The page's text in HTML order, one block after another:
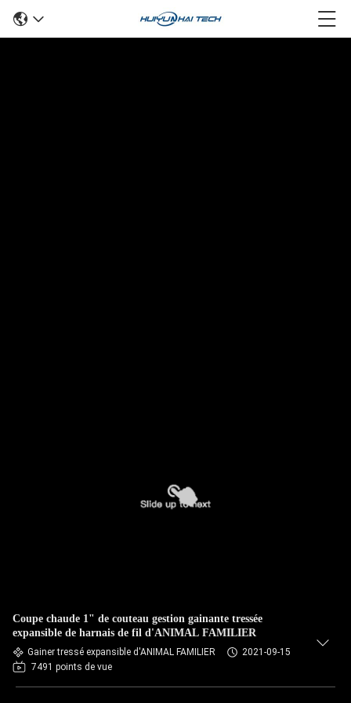
Coupe chaude 1" de couteau gestion gainante tressée
expansible de harnais de fil d'ANIMAL FAMILIER
Gainer tressé expansible d'ANIMAL FAMILIER
2021-09-15
7491 points de vue